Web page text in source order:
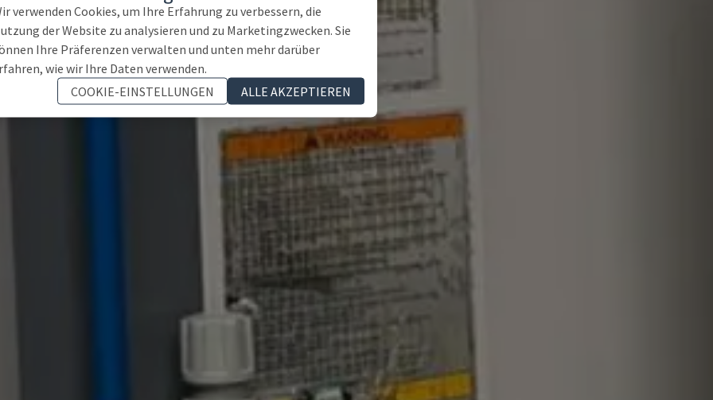
verwenden Cookies, um Ihre Erfahrung zu verbessern, die
der Website zu analysieren und zu Marketingzwecken. Sie
Ihre Präferenzen verwalten und unten mehr darüber
wie wir Ihre Daten verwenden.
COOKIE-EINSTELLUNGEN
ALLE AKZEPTIEREN